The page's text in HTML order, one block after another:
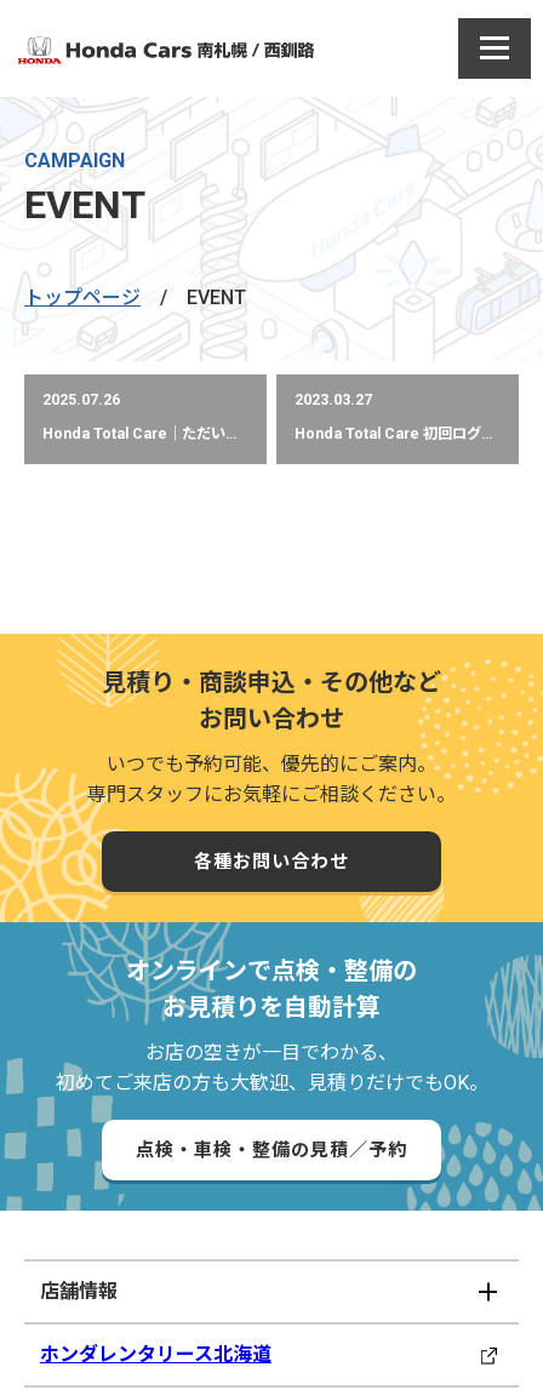
CAMPAIGN
EVENT
トップページ / EVENT
2025.07.26
Honda Total Care｜ただいま加入受付中！
2023.03.27
Honda Total Care 初回ログイン受付中です！
見積り・商談申込・その他など
お問い合わせ
いつでも予約可能、優先的にご案内。
専門スタッフにお気軽にご相談ください。
各種お問い合わせ
オンラインで点検・整備の
お見積りを自動計算
お店の空きが一目でわかる、
初めてご来店の方も大歓迎、見積りだけでもOK。
点検・車検・整備の見積／予約
店舗情報
ホンダレンタリース北海道